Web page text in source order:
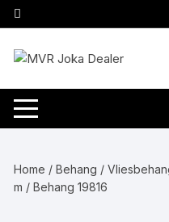
naar
inhoud
Home /Behang /
m / Behang 19816